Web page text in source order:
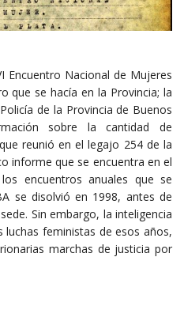
Encuentro Nacional de Mujeres
que se hacía en la Provincia; la
de la Provincia de Buenos
sobre la cantidad de
reunió en el legajo 254 de la
informe que se encuentra en el
encuentros anuales que se
se disolvió en 1998, antes de
Sin embargo, la inteligencia
feministas de esos años,
marchas de justicia por